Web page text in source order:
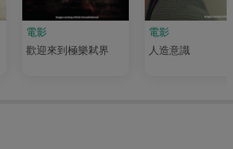
電影
歡迎來到極樂弒界
電影
人造意識